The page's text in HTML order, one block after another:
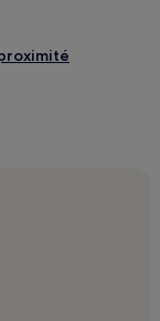
proximité
à proximité